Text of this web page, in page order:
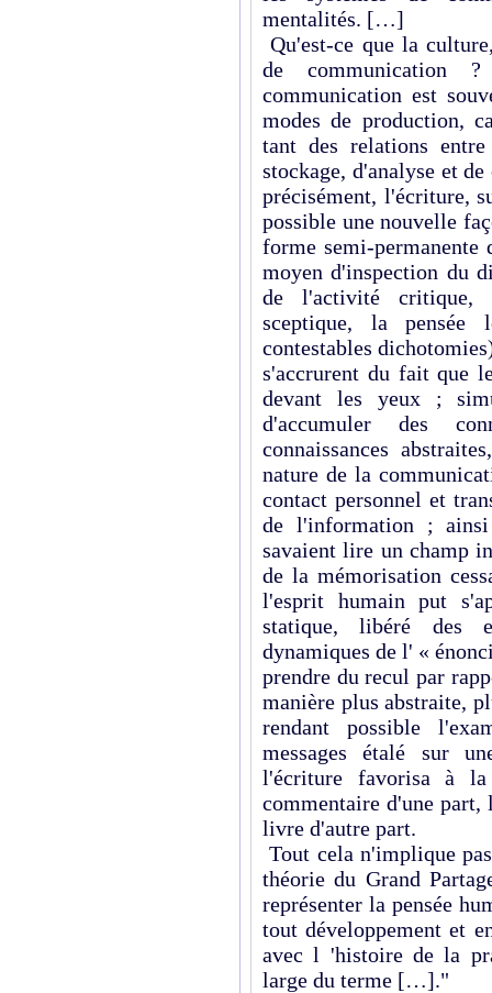
mentalités. […]
Qu'est-ce que la
de communication
communication est
modes de production,
tant des relations
stockage, d'analyse et
précisément, l'écriture,
possible une nouvelle
forme semi-permanente
moyen d'inspection du
de l'activité critique,
sceptique, la pensée
contestables
s'accrurent du fait que
devant les yeux ;
d'accumuler des
connaissances
nature de la
contact personnel et
de l'information ;
savaient lire un champ
de la mémorisation
l'esprit humain put
statique, libéré des
dynamiques de l' «
prendre du recul par
manière plus abstraite,
rendant possible
messages étalé sur
l'écriture favorisa à
commentaire d'une
livre d'autre part.
Tout cela n'implique
théorie du Grand
représenter la pensée
tout développement et
avec l 'histoire de la
large du terme […]."